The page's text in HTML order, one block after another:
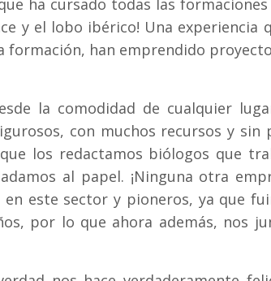
y el lobo ibérico! Una experiencia
formación, han emprendido
la comodidad de cualquier
con muchos recursos y sin
los redactamos biólogos que
al papel. ¡Ninguna otra
este sector y pioneros, ya que
por lo que ahora además, nos